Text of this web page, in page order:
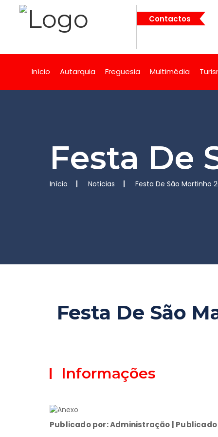
Contactos
Início Autarquia Freguesia Multimédia
Festa De
Início Noticias Festa De São Martinho
Festa De São
Informações
Publicado por: Administração | Publicado